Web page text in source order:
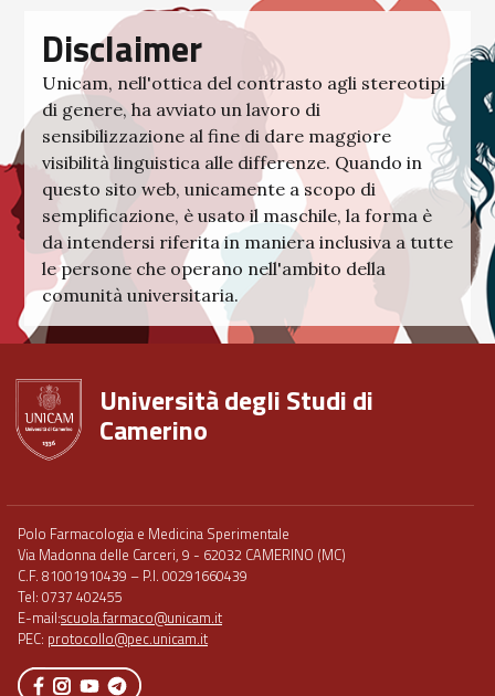
Disclaimer
Unicam, nell'ottica del contrasto agli stereotipi
di genere, ha avviato un lavoro di
sensibilizzazione al fine di dare maggiore
visibilità linguistica alle differenze. Quando in
questo sito web, unicamente a scopo di
semplificazione, è usato il maschile, la forma è
da intendersi riferita in maniera inclusiva a tutte
le persone che operano nell'ambito della
comunità universitaria.
Università degli Studi di
Camerino
Footer
menu
full
Polo Farmacologia e Medicina Sperimentale
Via Madonna delle Carceri, 9 - 62032 CAMERINO (MC)
C.F. 81001910439 – P.I. 00291660439
Tel: 0737 402455
E-mail:scuola.farmaco@unicam.it
PEC: protocollo@pec.unicam.it